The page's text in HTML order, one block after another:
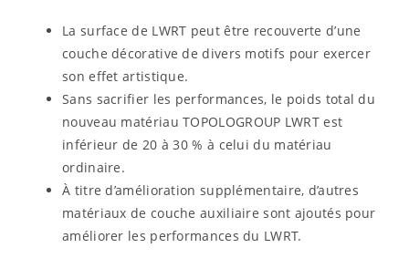
La surface de LWRT peut être recouverte d’une
couche décorative de divers motifs pour exercer
son effet artistique.
Sans sacrifier les performances, le poids total du
nouveau matériau TOPOLOGROUP LWRT est
inférieur de 20 à 30 % à celui du matériau
ordinaire.
À titre d’amélioration supplémentaire, d’autres
matériaux de couche auxiliaire sont ajoutés pour
améliorer les performances du LWRT.